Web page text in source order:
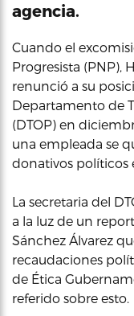
agencia.
Cuando el
Progresista (PNP),
renunció a su
Departamento de
(DTOP) en
una empleada se
donativos políticos
La secretaria del
a la luz de un
Sánchez Álvarez
recaudaciones
de Ética
referido sobre esto.